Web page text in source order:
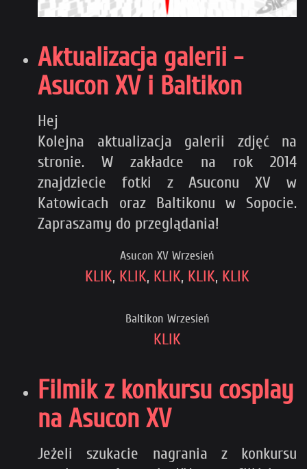
Aktualizacja galerii -
Asucon XV i Baltikon
Hej
Kolejna aktualizacja galerii zdjęć na
stronie. W zakładce na rok 2014
znajdziecie fotki z Asuconu XV w
Katowicach oraz Baltikonu w Sopocie.
Zapraszamy do przeglądania!
Asucon XV Wrzesień
KLIK, KLIK, KLIK, KLIK, KLIK
Baltikon Wrzesień
KLIK
Filmik z konkursu cosplay
na Asucon XV
Jeżeli szukacie nagrania z konkursu